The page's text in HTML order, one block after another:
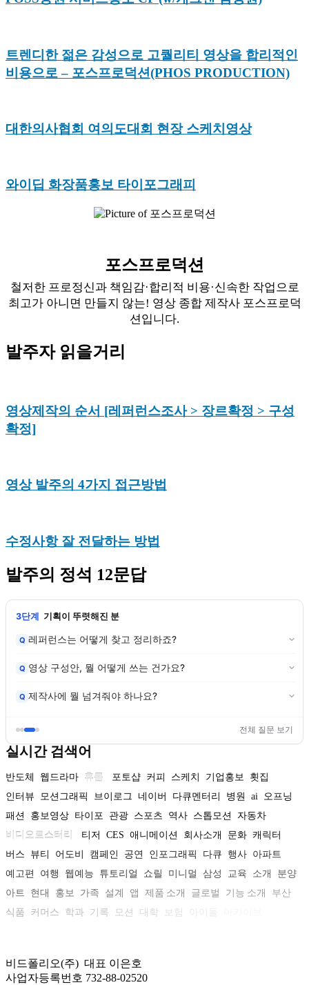
트렌디한 젊은 감성으로 고퀄리티 영상을 합리적인
비용으로 – 포스프로덕션(PHOS PRODUCTION)
대한의사협회 여의도대회 현장 스케치영상
와이딥 화장품홍보 타이포그래피
포스프로덕션
철저한 프로정신과 책임감·합리적 비용·신속한 작업으로
최고가 아니면 만들지 않는! 영상 종합 제작사 포스프로덕
션입니다.
발주자 읽을거리
영상제작의 순서 [레퍼런스조사 > 장르확정 > 구성
확정]
영상 발주의 4가지 접근방법
수정사항 잘 전달하는 방법
발주의 정석 12문답
3단계 기획이 뚜렷해진 분
Q 레퍼런스는 어떻게 찾고 정리하죠?
Q 영상 구성안, 뭘 어떻게 쓰는 건가요?
Q 제작사에 뭘 넘겨줘야 하나요?
전체 질문 보기
실시간 검색어
반도체 웹드라마 휴롬 포토샵 커피 스케치 기업홍보
횟집
인터뷰
모션그래픽 브이로그 네이버 다큐멘터리 병원 ai 오프닝
패션
홍보영상 타이포 관광 스포츠 역사 스톱모션
자동차
비디오로스터리
티저 CES 애니메이션 회사소개 문화 캐릭터
버스
뷰티 어도비 캠페인 공연 인포그래픽 다큐 행사 아파트
예고편
여행 웹예능 튜토리얼 쇼릴 미니멀 삼성 교육 소개
분양
아트
현대 홍보 가족 설계 앱 제품 소개 글로벌 기능 소개
부산
식품
커머스 학과 기록 모션 대학 보험
비드폴리오(주) 대표 이은호
사업자등록번호 732-88-02520